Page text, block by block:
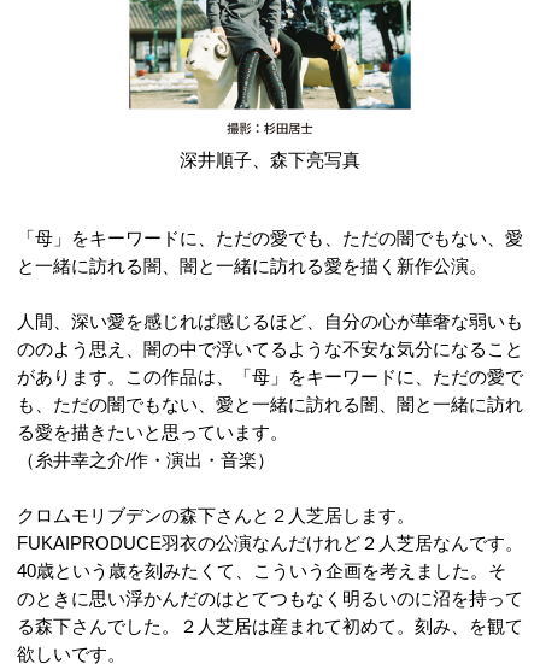
深井順子、森下亮写真
「母」をキーワードに、ただの愛でも、ただの闇でもない、愛
と一緒に訪れる闇、闇と一緒に訪れる愛を描く新作公演。
人間、深い愛を感じれば感じるほど、自分の心が華奢な弱いも
ののよう思え、闇の中で浮いてるような不安な気分になること
があります。この作品は、「母」をキーワードに、ただの愛で
も、ただの闇でもない、愛と一緒に訪れる闇、闇と一緒に訪れ
る愛を描きたいと思っています。
（糸井幸之介/作・演出・音楽）
クロムモリブデンの森下さんと２人芝居します。
FUKAIPRODUCE羽衣の公演なんだけれど２人芝居なんです。
40歳という歳を刻みたくて、こういう企画を考えました。そ
のときに思い浮かんだのはとてつもなく明るいのに沼を持って
る森下さんでした。２人芝居は産まれて初めて。刻み、を観て
欲しいです。